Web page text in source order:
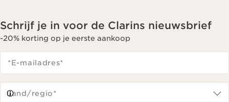
Schrijf je in voor de Clarins nieuwsbrief
-20% korting op je eerste aankoop
*E-mailadres*
Land/regio*